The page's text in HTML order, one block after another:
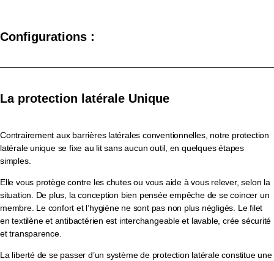
Configurations :
La protection latérale Unique
Contrairement aux barrières latérales conventionnelles, notre protection
latérale unique se fixe au lit sans aucun outil, en quelques étapes
simples.
Elle vous protège contre les chutes ou vous aide à vous relever, selon la
situation. De plus, la conception bien pensée empêche de se coincer un
membre. Le confort et l’hygiène ne sont pas non plus négligés. Le filet
en textilène et antibactérien est interchangeable et lavable, crée sécurité
et transparence.
La liberté de se passer d’un système de protection latérale constitue une